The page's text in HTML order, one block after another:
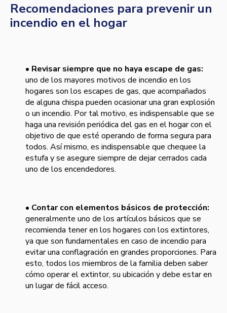
Recomendaciones para prevenir un
incendio en el hogar
• Revisar siempre que no haya escape de gas:
uno de los mayores motivos de incendio en los
hogares son los escapes de gas, que acompañados
de alguna chispa pueden ocasionar una gran explosión
o un incendio. Por tal motivo, es indispensable que se
haga una revisión periódica del gas en el hogar con el
objetivo de que esté operando de forma segura para
todos. Así mismo, es indispensable que chequee la
estufa y se asegure siempre de dejar cerrados cada
uno de los encendedores.
• Contar con elementos básicos de protección:
generalmente uno de los artículos básicos que se
recomienda tener en los hogares con los extintores,
ya que son fundamentales en caso de incendio para
evitar una conflagración en grandes proporciones. Para
esto, todos los miembros de la familia deben saber
cómo operar el extintor, su ubicación y debe estar en
un lugar de fácil acceso.